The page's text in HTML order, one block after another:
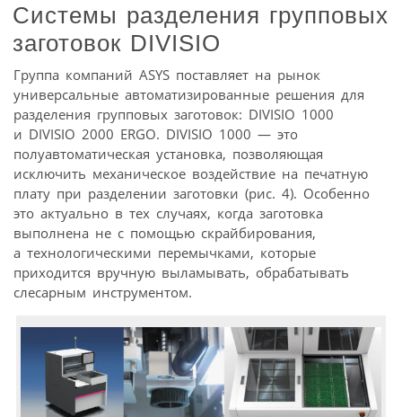
Системы разделения групповых
заготовок DIVISIO
Группа компаний ASYS поставляет на рынок
универсальные автоматизированные решения для
разделения групповых заготовок: DIVISIO 1000
и DIVISIO 2000 ERGO. DIVISIO 1000 — это
полуавтоматическая установка, позволяющая
исключить механическое воздействие на печатную
плату при разделении заготовки (рис. 4). Особенно
это актуально в тех случаях, когда заготовка
выполнена не с помощью скрайбирования,
а технологическими перемычками, которые
приходится вручную выламывать, обрабатывать
слесарным инструментом.